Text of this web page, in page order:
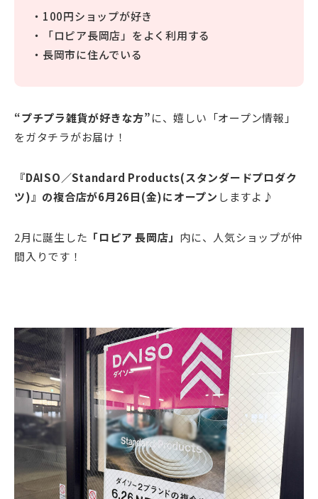
・100円ショップが好き
・「ロピア長岡店」をよく利用する
・長岡市に住んでいる
“プチプラ雑貨が好きな方”に、嬉しい「オープン情報」
をガタチラがお届け！
『DAISO／Standard Products(スタンダードプロダク
ツ)』の複合店が6月26日(金)にオープン しますよ♪
2月に誕生した 「ロピア 長岡店」 内に、人気ショップが仲
間入りです！